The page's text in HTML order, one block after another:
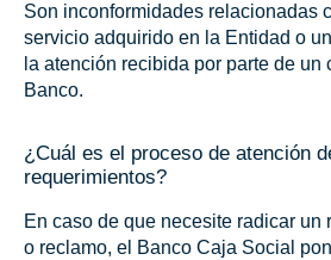
Son inconformidades relacionadas
servicio adquirido en la Entidad o
la atención recibida por parte de un
Banco.
¿Cuál es el proceso de atención
requerimientos?
En caso de que necesite radicar un
o reclamo, el Banco Caja Social